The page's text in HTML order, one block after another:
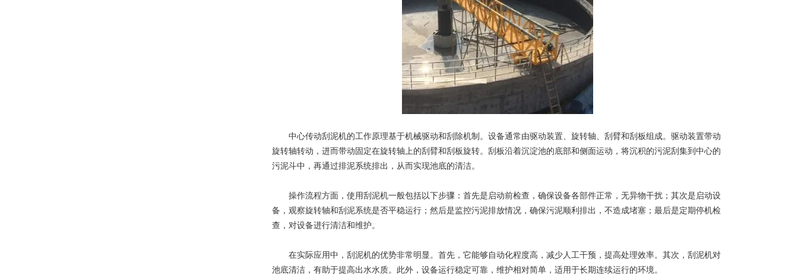
中心传动刮泥机的工作原理基于机械驱动和刮除机制。设备通常由驱动装置、旋转轴、刮臂和刮板组成。驱动装置带动
旋转轴转动，进而带动固定在旋转轴上的刮臂和刮板旋转。刮板沿着沉淀池的底部和侧面运动，将沉积的污泥刮集到中心的
污泥斗中，再通过排泥系统排出，从而实现池底的清洁。
操作流程方面，使用刮泥机一般包括以下步骤：首先是启动前检查，确保设备各部件正常，无异物干扰；其次是启动设
备，观察旋转轴和刮泥系统是否平稳运行；然后是监控污泥排放情况，确保污泥顺利排出，不造成堵塞；最后是定期停机检
查，对设备进行清洁和维护。
在实际应用中，刮泥机的优势非常明显。首先，它能够自动化程度高，减少人工干预，提高处理效率。其次，刮泥机对
池底清洁，有助于提高出水水质。此外，设备运行稳定可靠，维护相对简单，适用于长期连续运行的环境。